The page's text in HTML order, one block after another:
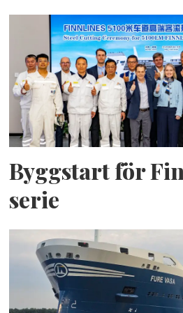
Byggstart för
serie